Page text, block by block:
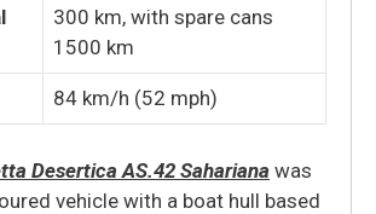
300 km, with spare cans
1500 km
84 km/h (52 mph)
Desertica AS.42 Sahariana was
vehicle with a boat hull based